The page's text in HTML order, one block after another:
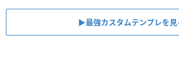
▶︎最強カスタムテンプレを見